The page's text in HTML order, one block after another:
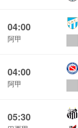
04:00
阿甲
04:00
阿甲
05:30